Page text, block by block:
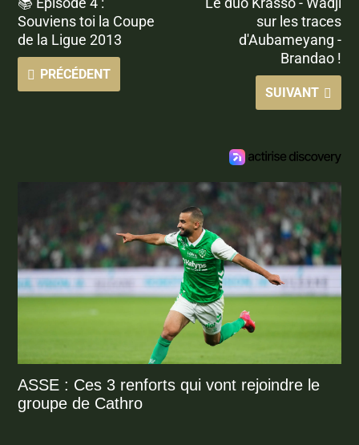
Souviens toi la Coupe
de la Ligue 2013
PRÉCÉDENT
sur les traces
d'Aubameyang -
Brandao !
SUIVANT
ASSE : Ces 3 renforts qui vont rejoindre le
groupe de Cathro